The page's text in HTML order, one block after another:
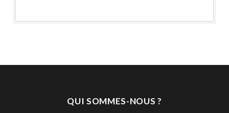
QUI SOMMES-NOUS ?